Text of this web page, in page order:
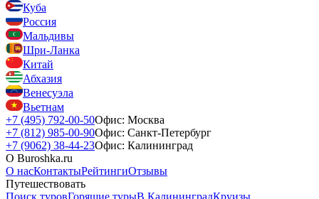
Куба
Россия
Мальдивы
Шри-Ланка
Китай
Абхазия
Венесуэла
Вьетнам
+7 (495) 792-00-50Офис: Москва
+7 (812) 985-00-90Офис: Санкт-Петербург
+7 (9062) 38-44-23Офис: Калининград
О Buroshka.ru
О насКонтактыРейтингиОтзывы
Путешествовать
Поиск туровГорящие турыВ КалининградКруизы